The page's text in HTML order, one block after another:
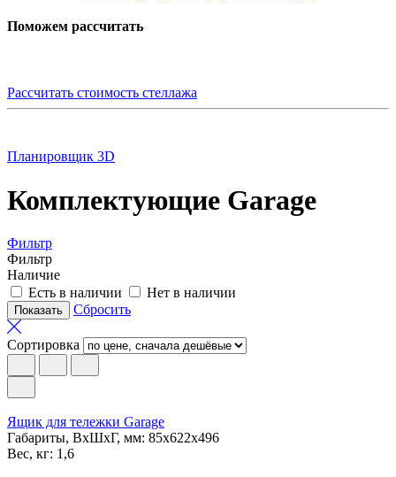
Поможем рассчитать
Рассчитать стоимость стеллажа
Планировщик 3D
Комплектующие Garage
Фильтр
Фильтр
Наличие
Есть в наличии
Нет в наличии
Сбросить
Сортировка
Ящик для тележки Garage
Габариты, ВxШxГ, мм: 85x622x496
Вес, кг: 1,6